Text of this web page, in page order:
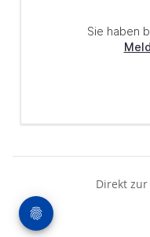
Direkt zur